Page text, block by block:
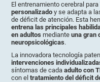
El entrenamiento cerebral
personalizado y se adapta a
de déficit de atención. Esta
entrena las principales
en adultos medianteuna gran
neuropsicológicas.
La innovadora tecnología
intervenciones
síntomas de cadaadulto con
con eltratamiento del déficit